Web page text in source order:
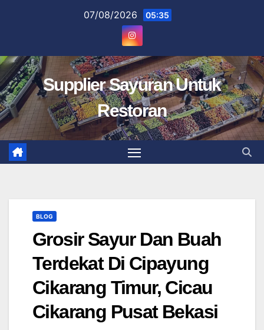
07/08/2026 05:35
Supplier Sayuran Untuk
Restoran
BLOG
Grosir Sayur Dan Buah
Terdekat Di Cipayung
Cikarang Timur, Cicau
Cikarang Pusat Bekasi